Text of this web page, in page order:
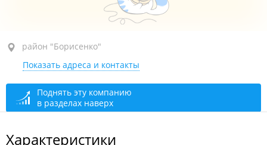
район "Борисенко", ул. Сафонова, 26 стр. 3
1-й этаж
круглосуточно
район "Борисенко"
Показать адреса и контакты
Поднять эту компанию
в разделах наверх
Характеристики